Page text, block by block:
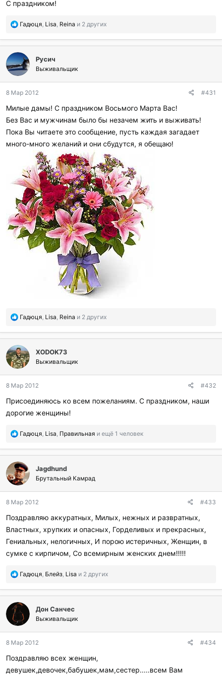
л
:
С праздником!
П
б
а
г
о
а
и
л
и
Гадюця Lisa Reina и 2 других
Русич
Выживальщик
8 Мар 2012 #431
Милые дамы! С праздником Восьмого Марта Вас!
Без Вас и мужчинам было бы незачем жить и выживать!
Пока Вы читаете это сообщение, пусть каждая загадает
много-много желаний и они сбудутся, я обещаю!
П
б
а
г
о
а
и
л
:
Гадюця Lisa Reina и 2 других
XODOK73
Выживальщик
8 Мар 2012 #432
Присоединяюсь ко всем пожеланиям. С праздником, наши
дорогие женщины!
П
б
а
г
о
а
и
л
и
Гадюця Lisa Правильная и ещё 1 человек
Jagdhund
Брутальный Камрад
8 Мар 2012 #433
Поздравляю аккуратных, Милых, нежных и развратных,
Властных, хрупких и опасных, Горделивых и прекрасных,
Гениальных, нелогичных, И порою истеричных, Женщин, в
сумке с кирпичом, Со всемирным женских днем!!!!!
П
б
а
г
о
а
и
л
Гадюця Блейз Lisa и 2 других
Дон Санчес
Выживальщик
8 Мар 2012 #434
Поздравляю всех женщин,
девушек,девочек,бабушек,мам,сестер.....всем Вам